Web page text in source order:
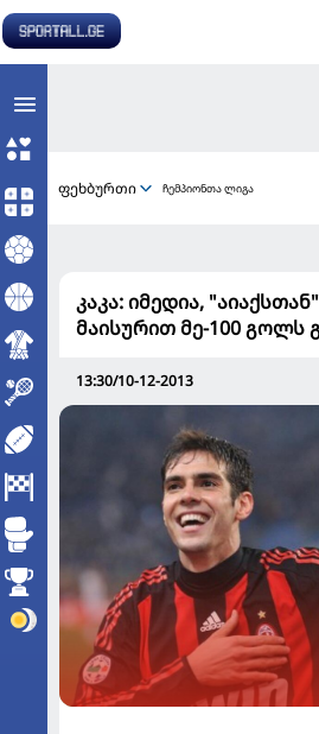
ფეხბურთი ჩემპიონთა ლიგა
კაკა: იმედია,
მაისურით მე-100 გოლს
13:30/10-12-2013